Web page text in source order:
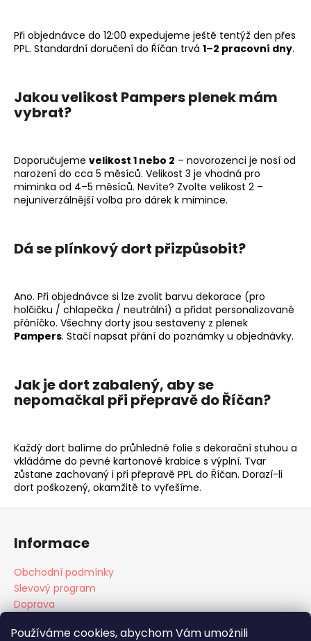
Používáme cookies, abychom Vám umožnili
Při objednávce do 12:00 expedujeme ještě tentýž den přes
PPL. Standardní doručení do Říčan trvá 1–2 pracovní dny.
Jakou velikost Pampers plenek mám
vybrat?
Doporučujeme velikost 1 nebo 2 – novorozenci je nosí od
narození do cca 5 měsíců. Velikost 3 je vhodná pro
miminka od 4–5 měsíců. Nevíte? Zvolte velikost 2 –
nejuniverzálnější volba pro dárek k mimince.
Dá se plínkový dort přizpůsobit?
Ano. Při objednávce si lze zvolit barvu dekorace (pro
holčičku / chlapečka / neutrální) a přidat personalizované
přáníčko. Všechny dorty jsou sestaveny z plenek
Pampers. Stačí napsat přání do poznámky u objednávky.
Jak je dort zabalený, aby se
nepomačkal při přepravě do Říčan?
Každý dort balíme do průhledné folie s dekorační stuhou a
vkládáme do pevné kartonové krabice s výplní. Tvar
zůstane zachovaný i při přepravě PPL do Říčan. Dorazí-li
dort poškozený, okamžitě to vyřešíme.
í
Informace
Obchodní podmínky
Slevový program
Doprava